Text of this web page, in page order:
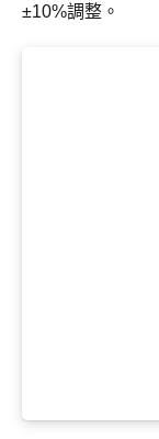
±10%調整。